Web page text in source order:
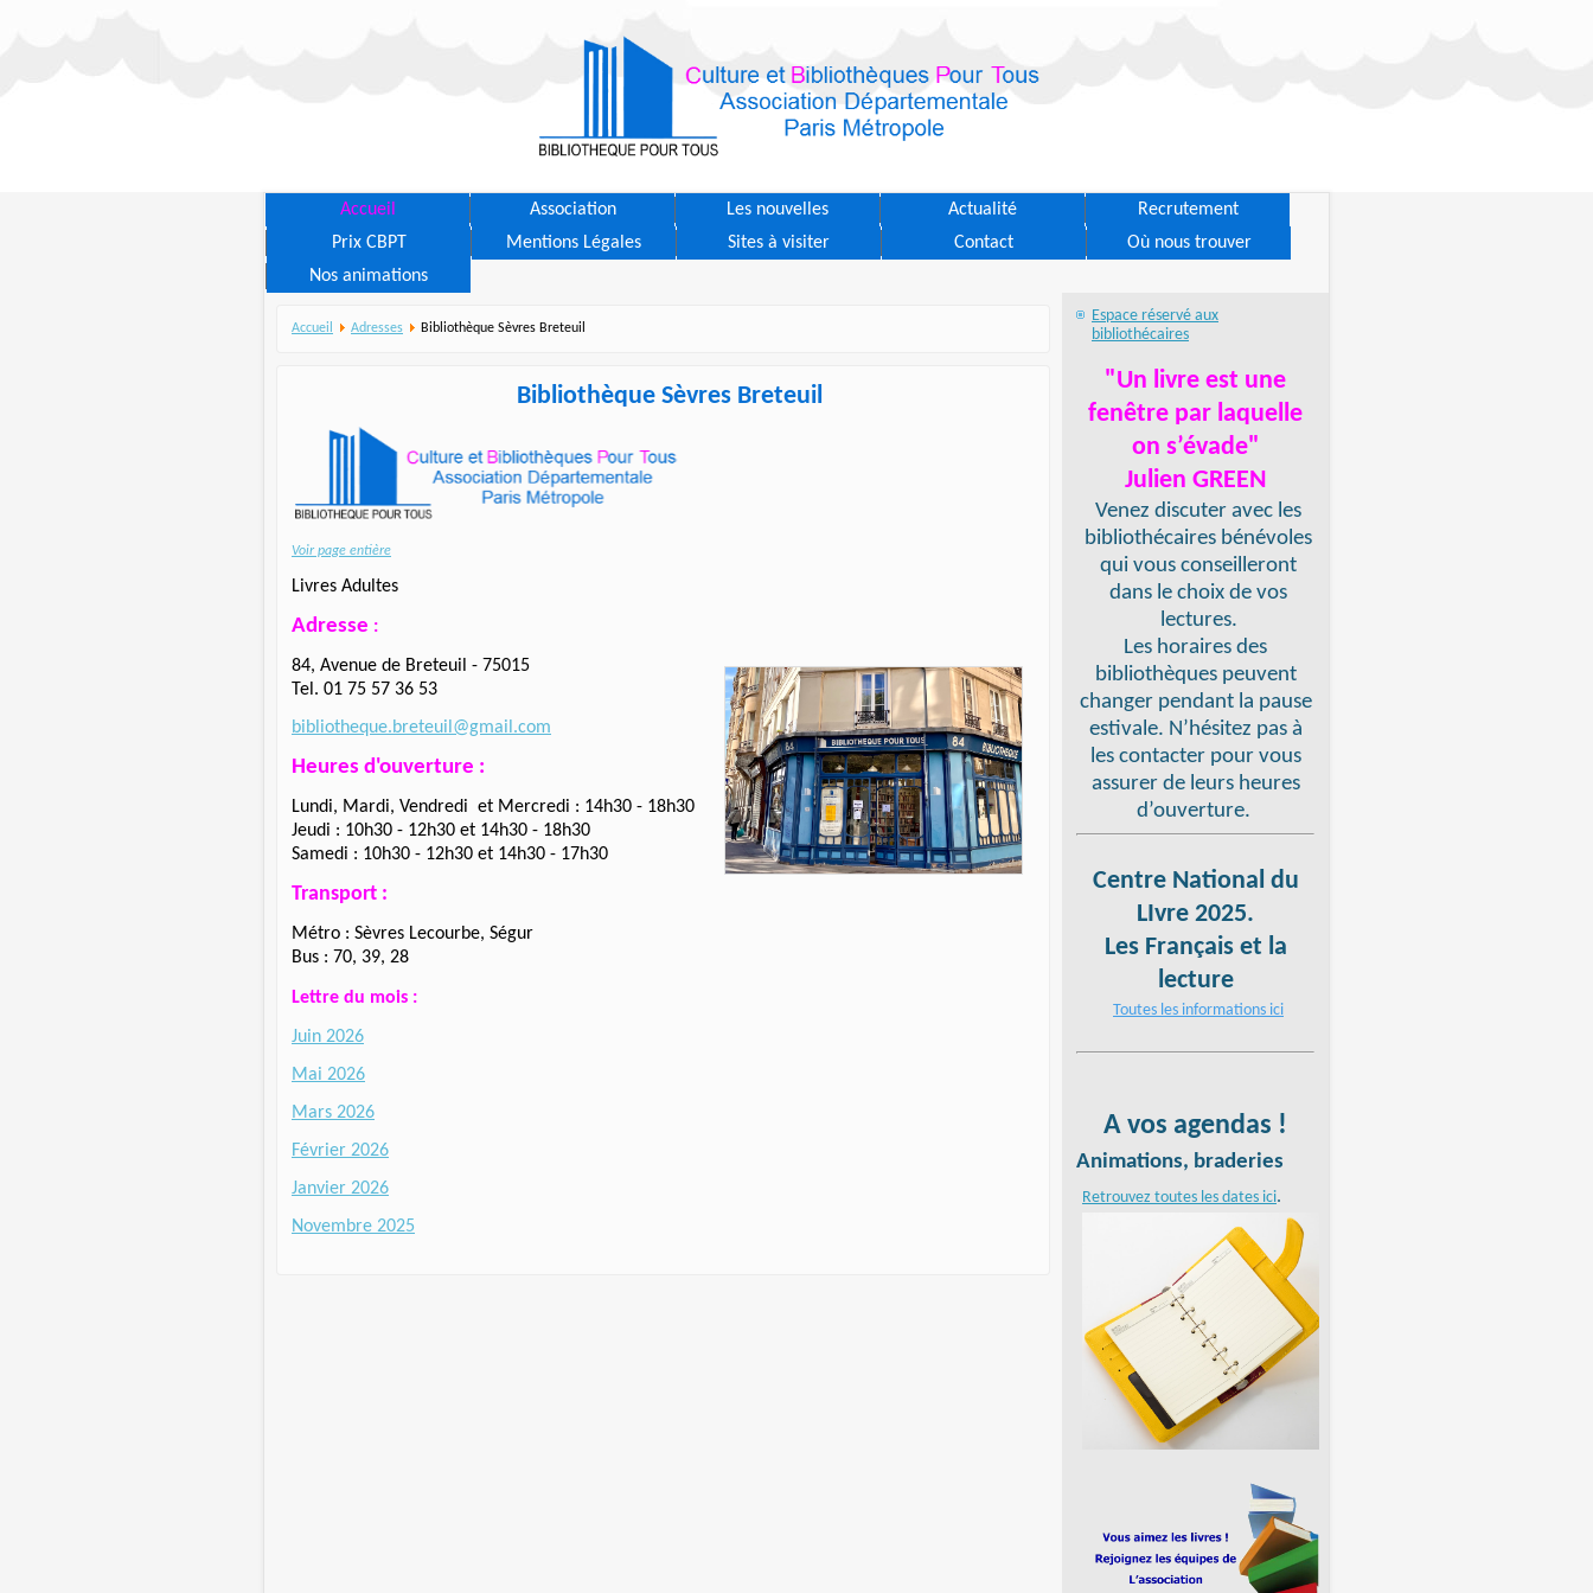
Accueil Association Les nouvelles Actualité
Recrutement
Prix CBPT
Mentions Légales Sites à visiter Contact
Où nous trouver
Nos animations
Accueil Adresses Bibliothèque Sèvres Breteuil
Bibliothèque Sèvres Breteuil
Voir page entière
Livres Adultes
Adresse :
84, Avenue de Breteuil - 75015
Tel. 01 75 57 36 53
bibliotheque.breteuil@gmail.com
Heures d'ouverture :
Lundi, Mardi, Vendredi et Mercredi : 14h30 - 18h30
Jeudi : 10h30 - 12h30 et 14h30 - 18h30
Samedi : 10h30 - 12h30 et 14h30 - 17h30
Transport :
Métro : Sèvres Lecourbe, Ségur
Bus : 70, 39, 28
Lettre du mois :
Juin 2026
Mai 2026
Mars 2026
Février 2026
Janvier 2026
Novembre 2025
Espace réservé aux
bibliothécaires
"Un livre est une
fenêtre par laquelle
on s’évade"
Julien GREEN
Venez discuter avec les
bibliothécaires bénévoles
qui vous conseilleront
dans le choix de vos
lectures.
Les horaires des
bibliothèques peuvent
changer pendant la pause
estivale. N’hésitez pas à
les contacter pour vous
assurer de leurs heures
d’ouverture.
Centre National du
LIvre 2025.
Les Français et la
lecture
Toutes les informations ici
A vos agendas !
Animations, braderies
Retrouvez toutes les dates ici.